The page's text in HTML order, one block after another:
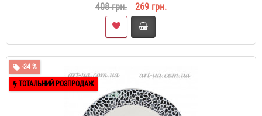
408 грн. 269 грн.
-34 %
ТОТАЛЬНИЙ РОЗПРОДАЖ